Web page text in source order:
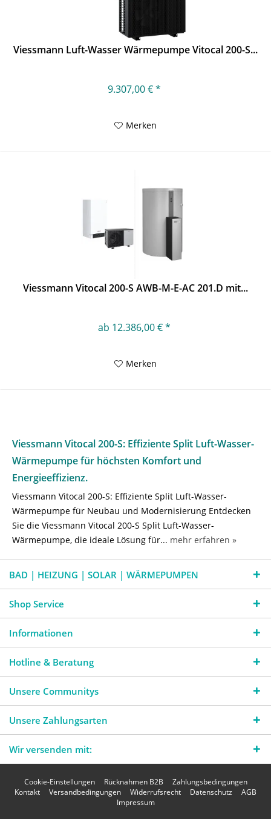
Viessmann Luft-Wasser Wärmepumpe Vitocal 200-S...
9.307,00 € *
Merken
Viessmann Vitocal 200-S AWB-M-E-AC 201.D mit...
ab 12.386,00 € *
Merken
Viessmann Vitocal 200-S: Effiziente Split Luft-Wasser-
Wärmepumpe für höchsten Komfort und
Energieeffizienz.
Viessmann Vitocal 200-S: Effiziente Split Luft-Wasser-
Wärmepumpe für Neubau und Modernisierung Entdecken
Sie die Viessmann Vitocal 200-S Split Luft-Wasser-
Wärmepumpe, die ideale Lösung für... mehr erfahren »
BAD | HEIZUNG | SOLAR | WÄRMEPUMPEN
Shop Service
Informationen
Hotline & Beratung
Unsere Communitys
Unsere Zahlungsarten
Wir versenden mit:
Cookie-Einstellungen Rücknahmen B2B
Zahlungsbedingungen
Kontakt
Versandbedingungen Widerrufsrecht Datenschutz
AGB
Impressum